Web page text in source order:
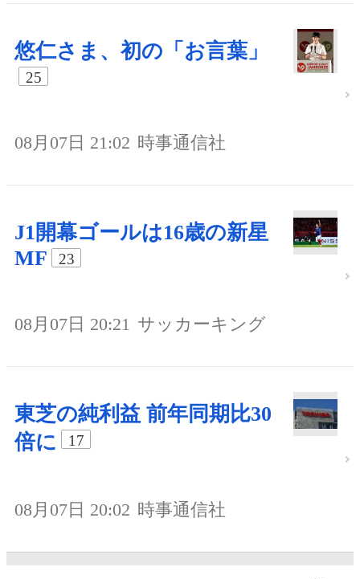
悠仁さま、初の「お言葉」
25
08月07日 21:02 時事通信社
J1開幕ゴールは16歳の新星
MF
23
08月07日 20:21 サッカーキング
東芝の純利益 前年同期比30
倍に
17
08月07日 20:02 時事通信社